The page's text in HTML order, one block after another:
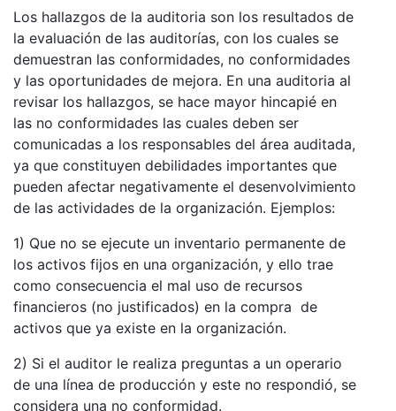
Los hallazgos de la auditoria son los resultados de
la evaluación de las auditorías, con los cuales se
demuestran las conformidades, no conformidades
y las oportunidades de mejora. En una auditoria al
revisar los hallazgos, se hace mayor hincapié en
las no conformidades las cuales deben ser
comunicadas a los responsables del área auditada,
ya que constituyen debilidades importantes que
pueden afectar negativamente el desenvolvimiento
de las actividades de la organización. Ejemplos:
1) Que no se ejecute un inventario permanente de
los activos fijos en una organización, y ello trae
como consecuencia el mal uso de recursos
financieros (no justificados) en la compra de
activos que ya existe en la organización.
2) Si el auditor le realiza preguntas a un operario
de una línea de producción y este no respondió, se
considera una no conformidad.